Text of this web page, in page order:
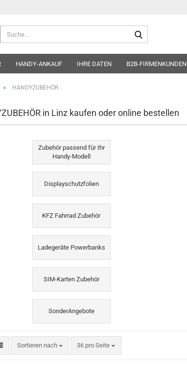
HANDY-ANKAUF IHRE DATEN B2B-FIRMENKUNDEN
» HANDYZUBEHÖR
in Linz kaufen oder online bestellen
Zubehör passend für Ihr
Handy-Modell
Displayschutzfolien
KFZ Fahrrad Zubehör
Ladegeräte Powerbanks
SIM-Karten Zubehör
SonderAngebote
Sortieren nach
Sortieren nach 36 pro Seite
pro Seite